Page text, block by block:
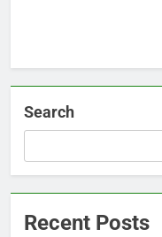
Search
Recent Posts